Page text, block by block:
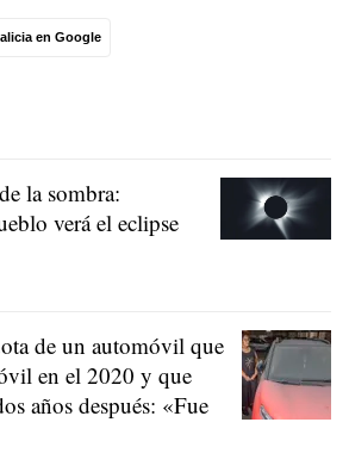
en Google
la sombra:
verá el eclipse
de un automóvil que
en el 2020 y que
años después: «Fue